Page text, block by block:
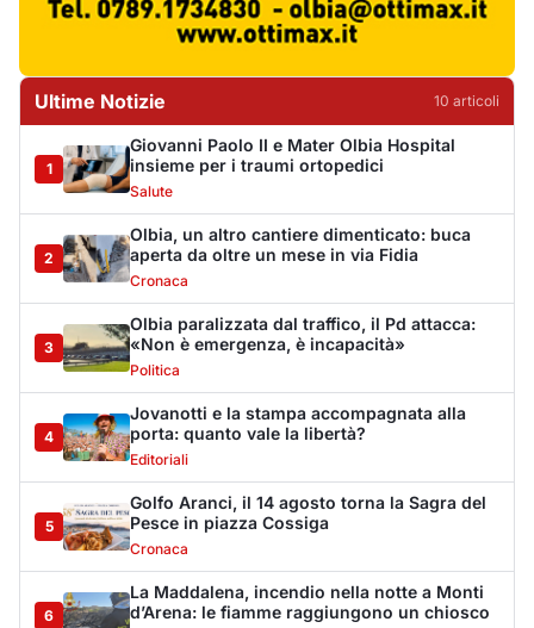
Ultime Notizie 10 articoli
1
Giovanni Paolo II e Mater Olbia Hospital
insieme per i traumi ortopedici
Salute
2
Olbia, un altro cantiere dimenticato: buca
aperta da oltre un mese in via Fidia
Cronaca
3
Olbia paralizzata dal traffico, il Pd attacca:
«Non è emergenza, è incapacità»
Politica
4
Jovanotti e la stampa accompagnata alla
porta: quanto vale la libertà?
Editoriali
5
Golfo Aranci, il 14 agosto torna la Sagra del
Pesce in piazza Cossiga
Cronaca
6
La Maddalena, incendio nella notte a Monti
d’Arena: le fiamme raggiungono un chiosco